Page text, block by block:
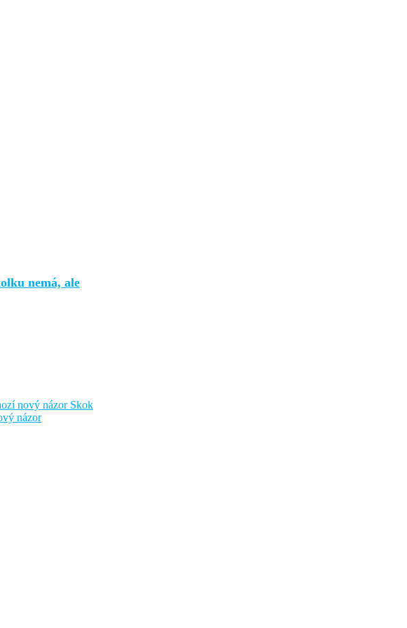
nemá, ale
nový názor Skok
názor